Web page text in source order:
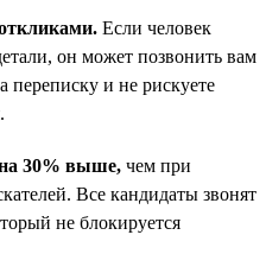
Если человек
он может позвонить вам
переписку и не рискуете
на 30% выше, чем при
Все кандидаты звонят
не блокируется